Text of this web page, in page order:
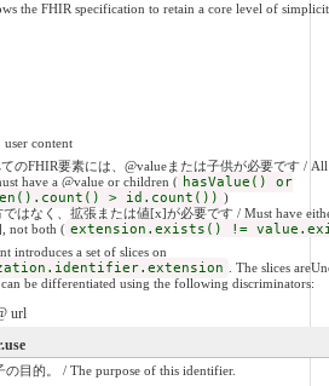
the FHIR specification to retain a core level of
user content
のFHIR要素には、@valueまたは子供が必要です /
have a @value or children ( hasValue() or
> id.count()) )
ではなく、拡張または値[x]が必要です / Must have
not both ( extension.exists() !=
introduces a set of slices on
. The slices
be differentiated using the following discriminators:
url
の目的。 / The purpose of this identifier.